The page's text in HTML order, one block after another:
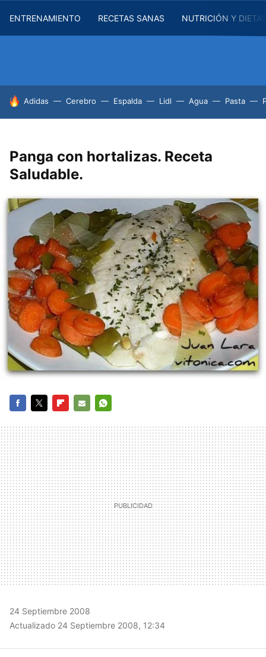
ENTRENAMIENTO RECETAS SANAS NUTRICIÓN Y
HOY SE HABLA DE
Adidas Cerebro Espalda Lidl Agua Pasta
Panga con hortalizas. Receta
Saludable.
MAIL
24 Septiembre 2008
Actualizado 24 Septiembre 2008, 12:34